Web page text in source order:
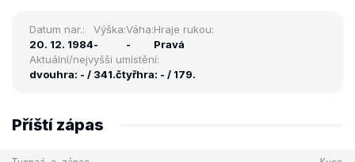
Datum nar.:
20. 12. 1984
Výška:
-
Váha:
-
Hraje rukou:
Pravá
Aktuální/nejvyšší umístění:
dvouhra: - / 341.čtyřhra: - / 179.
Příští zápas